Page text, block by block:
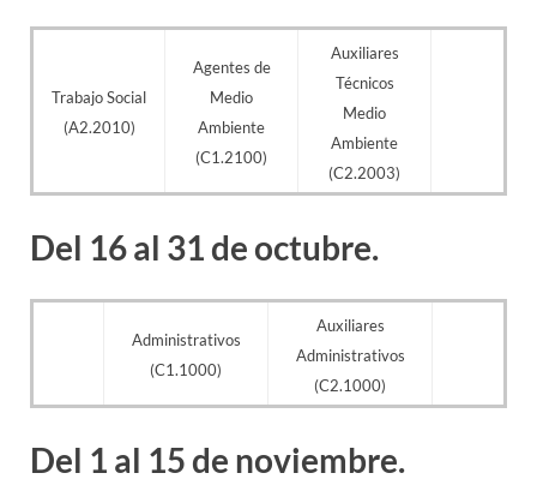
Trabajo Social
(A2.2010)
Agentes de
Medio
Ambiente
(C1.2100)
Auxiliares
Técnicos
Medio
Ambiente
(C2.2003)
Del 16 al 31 de octubre.
Administrativos
(C1.1000)
Auxiliares
Administrativos
(C2.1000)
Del 1 al 15 de noviembre.